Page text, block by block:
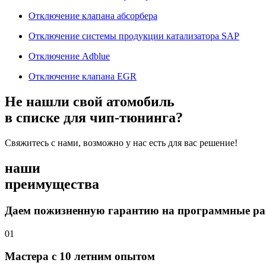
Отключение клапана абсорбера
Отключение системы продукции катализатора SAP
Отключение Adblue
Отключение клапана EGR
Не нашли свой атомобиль
в списке для чип-тюнинга?
Свяжитесь с нами, возможно у нас есть для вас решение!
наши
преимущества
Даем пожизненную гарантию на программные
01
Мастера с 10 летним опытом